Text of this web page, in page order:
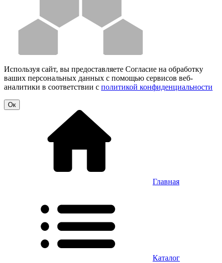
Используя сайт, вы предоставляете Согласие на обработку
ваших персональных данных с помощью сервисов веб-
аналитики в соответствии с политикой конфиденциальности
Oк
Главная
Каталог